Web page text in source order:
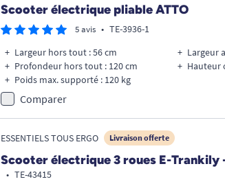
Scooter électrique pliable ATTO
5 avis • TE-3936-1
Largeur hors tout : 56 cm
Profondeur hors tout : 120 cm
Poids max. supporté : 120 kg
Largeur
Hauteur
Comparer
ESSENTIELS TOUS ERGO Livraison offerte
Scooter électrique 3 roues E-Trankily
• TE-43415